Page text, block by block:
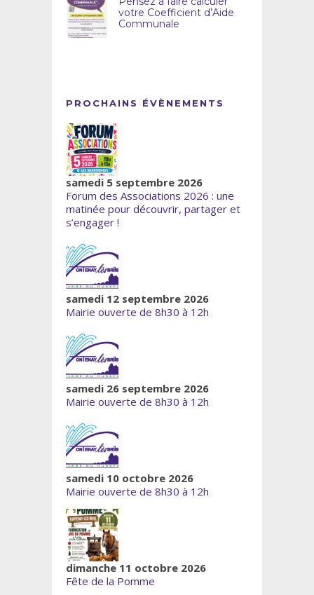
votre Coefficient d’Aide
Communale
PROCHAINS ÉVÈNEMENTS
samedi 5 septembre 2026
Forum des Associations 2026 : une
matinée pour découvrir, partager et
s’engager !
samedi 12 septembre 2026
Mairie ouverte de 8h30 à 12h
samedi 26 septembre 2026
Mairie ouverte de 8h30 à 12h
samedi 10 octobre 2026
Mairie ouverte de 8h30 à 12h
dimanche 11 octobre 2026
Fête de la Pomme